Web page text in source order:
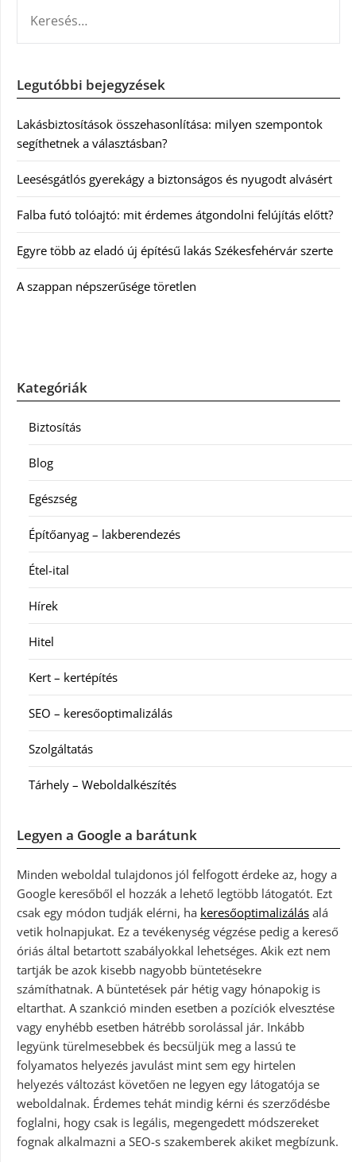
Legutóbbi bejegyzések
Lakásbiztosítások összehasonlítása: milyen szempontok
segíthetnek a választásban?
Leesésgátlós gyerekágy a biztonságos és nyugodt alvásért
Falba futó tolóajtó: mit érdemes átgondolni felújítás előtt?
Egyre több az eladó új építésű lakás Székesfehérvár szerte
A szappan népszerűsége töretlen
Kategóriák
Biztosítás
Blog
Egészség
Építőanyag – lakberendezés
Étel-ital
Hírek
Hitel
Kert – kertépítés
SEO – keresőoptimalizálás
Szolgáltatás
Tárhely – Weboldalkészítés
Legyen a Google a barátunk
Minden weboldal tulajdonos jól felfogott érdeke az, hogy a
Google keresőből el hozzák a lehető legtöbb látogatót. Ezt
csak egy módon tudják elérni, ha keresőoptimalizálás alá
vetik holnapjukat. Ez a tevékenység végzése pedig a kereső
óriás által betartott szabályokkal lehetséges. Akik ezt nem
tartják be azok kisebb nagyobb büntetésekre
számíthatnak. A büntetések pár hétig vagy hónapokig is
eltarthat. A szankció minden esetben a pozíciók elvesztése
vagy enyhébb esetben hátrébb sorolással jár. Inkább
legyünk türelmesebbek és becsüljük meg a lassú te
folyamatos helyezés javulást mint sem egy hirtelen
helyezés változást követően ne legyen egy látogatója se
weboldalnak. Érdemes tehát mindig kérni és szerződésbe
foglalni, hogy csak is legális, megengedett módszereket
fognak alkalmazni a SEO-s szakemberek akiket megbízunk.